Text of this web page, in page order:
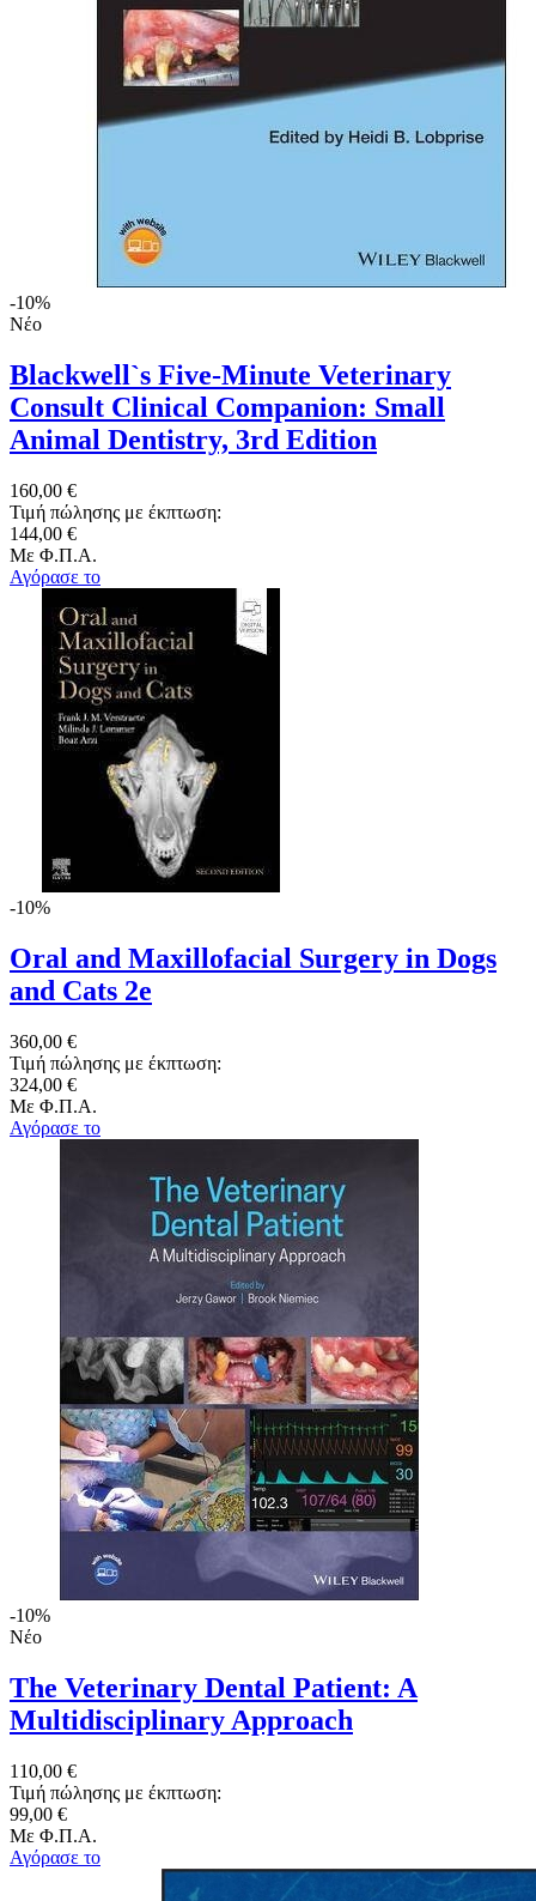
-10%
Νέο
Blackwell`s Five-Minute Veterinary
Consult Clinical Companion: Small
Animal Dentistry, 3rd Edition
160,00 €
Τιμή πώλησης με έκπτωση:
144,00 €
Με Φ.Π.Α.
Αγόρασε το
-10%
Oral and Maxillofacial Surgery in Dogs
and Cats 2e
360,00 €
Τιμή πώλησης με έκπτωση:
324,00 €
Με Φ.Π.Α.
Αγόρασε το
-10%
Νέο
The Veterinary Dental Patient: A
Multidisciplinary Approach
110,00 €
Τιμή πώλησης με έκπτωση:
99,00 €
Με Φ.Π.Α.
Αγόρασε το